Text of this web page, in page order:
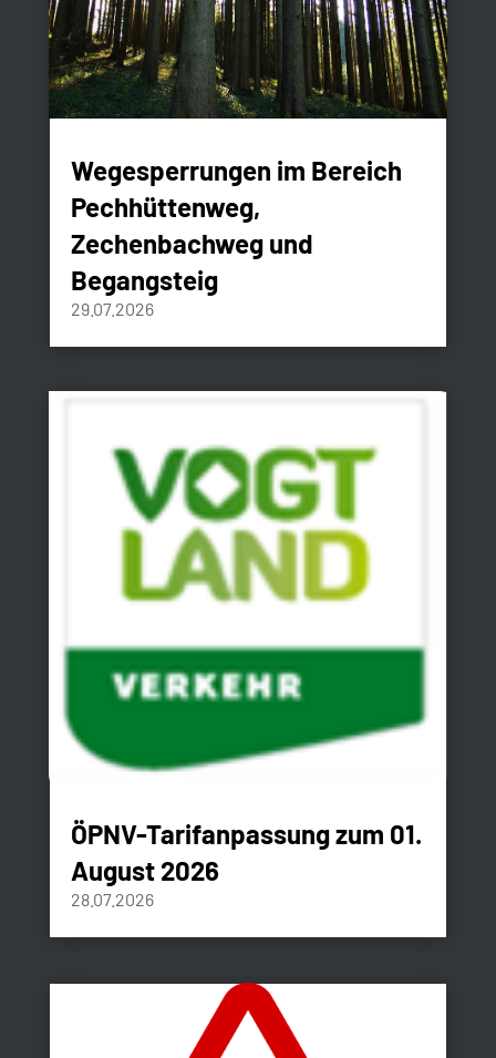
Wegesperrungen im Bereich
Pechhüttenweg,
Zechenbachweg und
Begangsteig
29.07.2026
ÖPNV-Tarifanpassung zum 01.
August 2026
28.07.2026